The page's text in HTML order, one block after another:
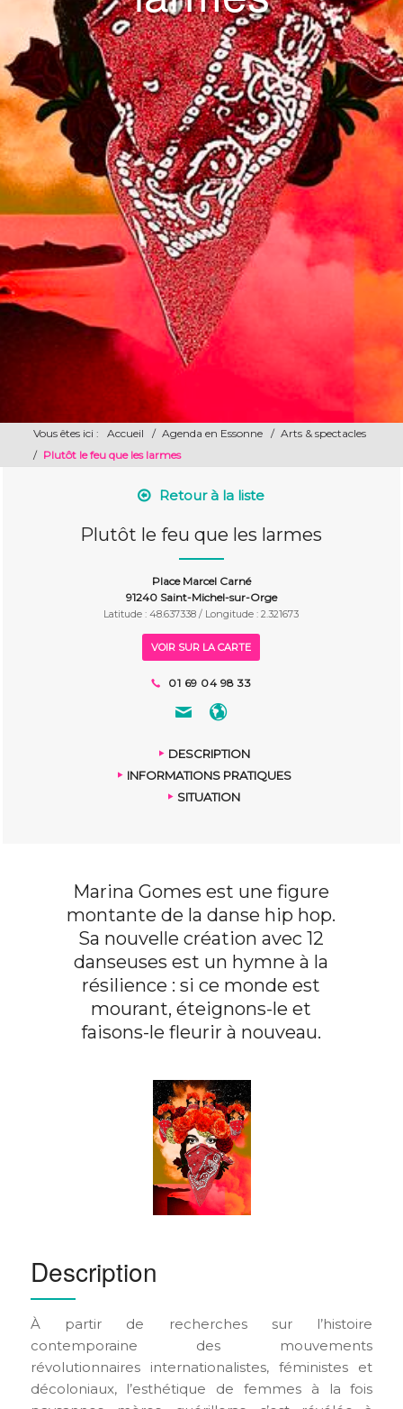
Vous êtes ici : Accueil / Agenda en Essonne / Arts & spectacles
/ Plutôt le feu que les larmes
Retour à la liste
Plutôt le feu que les larmes
Place Marcel Carné
91240 Saint-Michel-sur-Orge
Latitude : 48.637338 / Longitude : 2.321673
VOIR SUR LA CARTE
01 69 04 98 33
DESCRIPTION
INFORMATIONS PRATIQUES
SITUATION
Marina Gomes est une figure
montante de la danse hip hop.
Sa nouvelle création avec 12
danseuses est un hymne à la
résilience : si ce monde est
mourant, éteignons-le et
faisons-le fleurir à nouveau.
Description
À partir de recherches sur l’histoire
contemporaine des mouvements
révolutionnaires internationalistes, féministes et
décoloniaux, l’esthétique de femmes à la fois